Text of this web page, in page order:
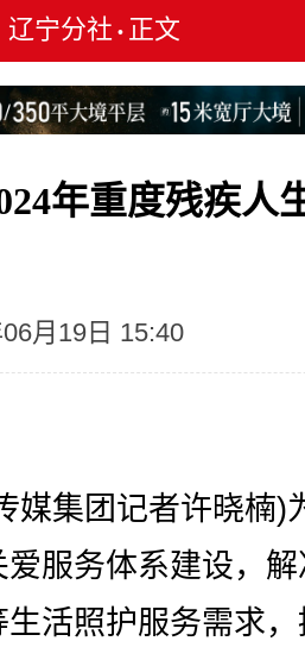
辽宁分社 • 正文
年重度残疾人
月19日 15:40
集团记者许晓楠)
服务体系建设，
活照护服务需求